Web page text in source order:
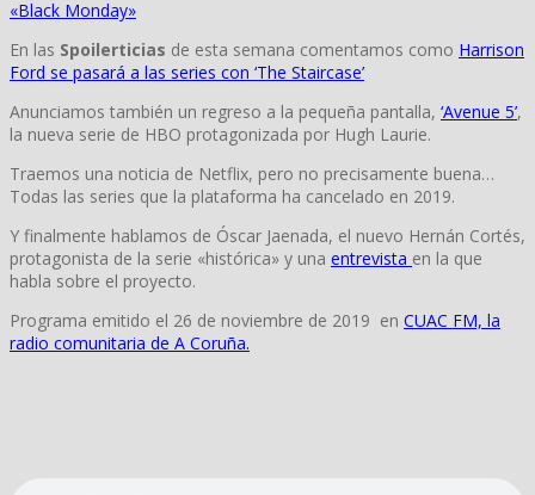
«Black Monday»
En las Spoilerticias de esta semana comentamos como Harrison
Ford se pasará a las series con ‘The Staircase’
Anunciamos también un regreso a la pequeña pantalla, ‘Avenue 5’,
la nueva serie de HBO protagonizada por Hugh Laurie.
Traemos una noticia de Netflix, pero no precisamente buena…
Todas las series que la plataforma ha cancelado en 2019.
Y finalmente hablamos de Óscar Jaenada, el nuevo Hernán Cortés,
protagonista de la serie «histórica» y una entrevista en la que
habla sobre el proyecto.
Programa emitido el 26 de noviembre de 2019 en CUAC FM, la
radio comunitaria de A Coruña.